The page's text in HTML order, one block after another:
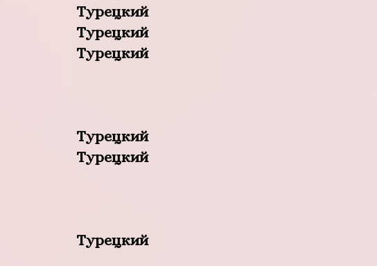
Турецкий
Турецкий
Турецкий
Турецкий
Турецкий
Турецкий